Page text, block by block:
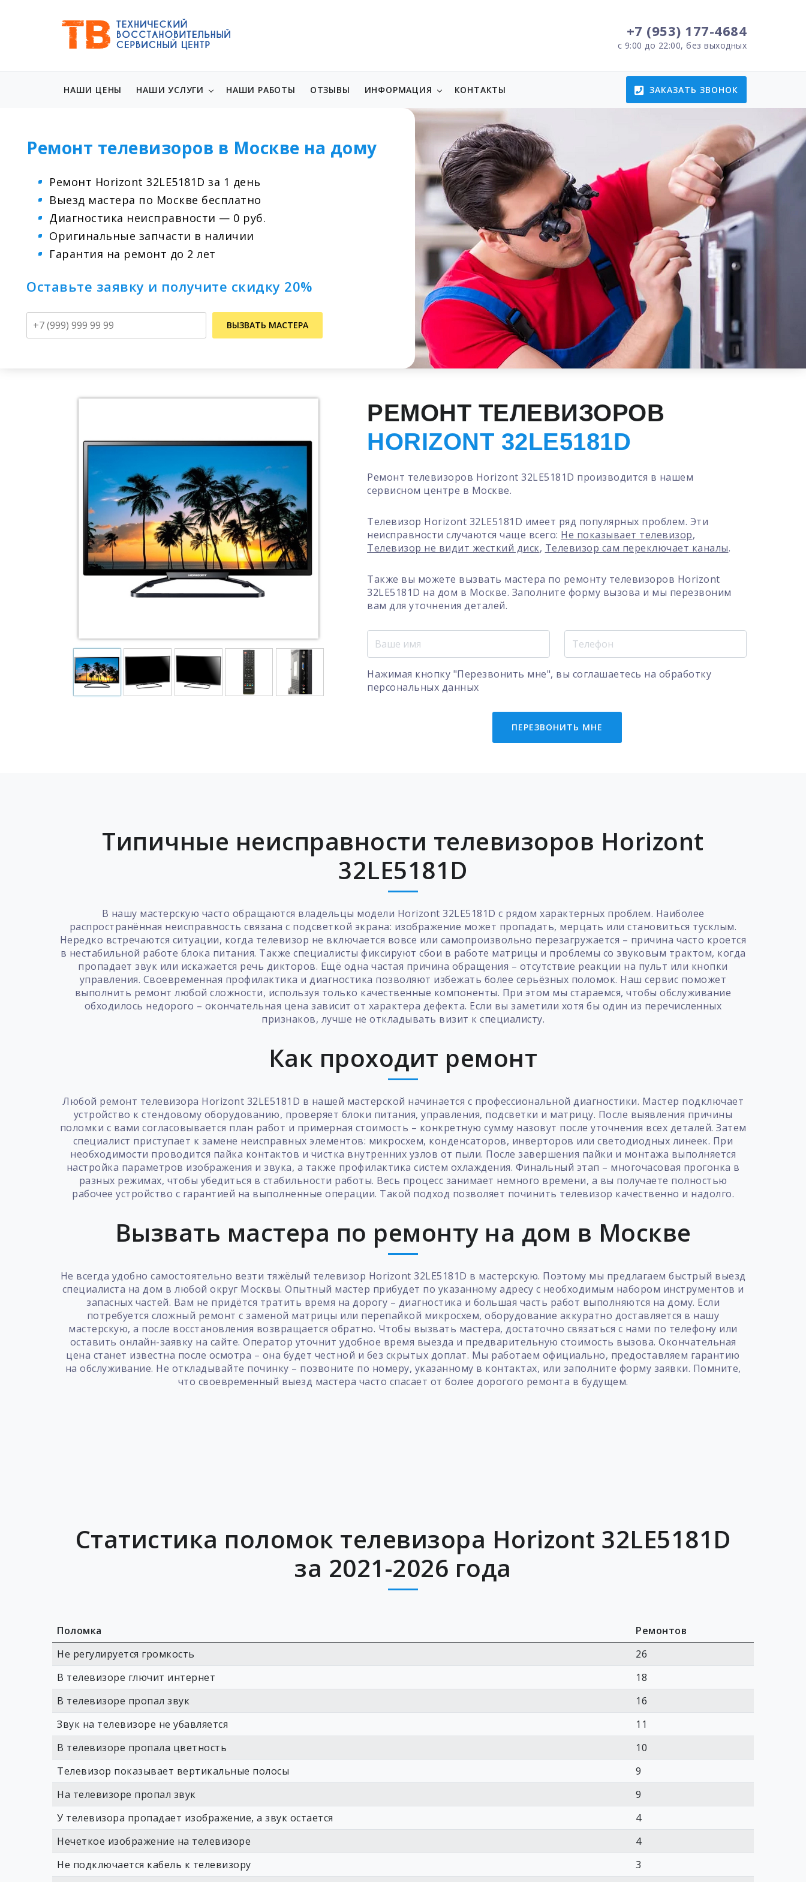
+7 (953) 177-4684
с 9:00 до 22:00, без выходных
НАШИ ЦЕНЫ НАШИ УСЛУГИ НАШИ РАБОТЫ ОТЗЫВЫ ИНФОРМАЦИЯ КОНТАКТЫ ЗАКАЗАТЬ ЗВОНОК
Ремонт телевизоров в Москве на дому
Ремонт Horizont 32LE5181D за 1 день
Выезд мастера по Москве бесплатно
Диагностика неисправности — 0 руб.
Оригинальные запчасти в наличии
Гарантия на ремонт до 2 лет
Оставьте заявку и получите скидку 20%
ВЫЗВАТЬ МАСТЕРА
РЕМОНТ ТЕЛЕВИЗОРОВ
HORIZONT 32LE5181D
Ремонт телевизоров Horizont 32LE5181D производится в нашем
сервисном центре в Москве.
Телевизор Horizont 32LE5181D имеет ряд популярных проблем. Эти
неисправности случаются чаще всего: Не показывает телевизор,
Телевизор не видит жесткий диск, Телевизор сам переключает каналы.
Также вы можете вызвать мастера по ремонту телевизоров Horizont
32LE5181D на дом в Москве. Заполните форму вызова и мы перезвоним
вам для уточнения деталей.
Нажимая кнопку "Перезвонить мне", вы соглашаетесь на обработку
персональных данных
ПЕРЕЗВОНИТЬ МНЕ
Типичные неисправности телевизоров Horizont
32LE5181D
В нашу мастерскую часто обращаются владельцы модели Horizont 32LE5181D с рядом характерных проблем. Наиболее
распространённая неисправность связана с подсветкой экрана: изображение может пропадать, мерцать или становиться тусклым.
Нередко встречаются ситуации, когда телевизор не включается вовсе или самопроизвольно перезагружается – причина часто кроется
в нестабильной работе блока питания. Также специалисты фиксируют сбои в работе матрицы и проблемы со звуковым трактом, когда
пропадает звук или искажается речь дикторов. Ещё одна частая причина обращения – отсутствие реакции на пульт или кнопки
управления. Своевременная профилактика и диагностика позволяют избежать более серьёзных поломок. Наш сервис поможет
выполнить ремонт любой сложности, используя только качественные компоненты. При этом мы стараемся, чтобы обслуживание
обходилось недорого – окончательная цена зависит от характера дефекта. Если вы заметили хотя бы один из перечисленных
признаков, лучше не откладывать визит к специалисту.
Как проходит ремонт
Любой ремонт телевизора Horizont 32LE5181D в нашей мастерской начинается с профессиональной диагностики. Мастер подключает
устройство к стендовому оборудованию, проверяет блоки питания, управления, подсветки и матрицу. После выявления причины
поломки с вами согласовывается план работ и примерная стоимость – конкретную сумму назовут после уточнения всех деталей. Затем
специалист приступает к замене неисправных элементов: микросхем, конденсаторов, инверторов или светодиодных линеек. При
необходимости проводится пайка контактов и чистка внутренних узлов от пыли. После завершения пайки и монтажа выполняется
настройка параметров изображения и звука, а также профилактика систем охлаждения. Финальный этап – многочасовая прогонка в
разных режимах, чтобы убедиться в стабильности работы. Весь процесс занимает немного времени, а вы получаете полностью
рабочее устройство с гарантией на выполненные операции. Такой подход позволяет починить телевизор качественно и надолго.
Вызвать мастера по ремонту на дом в Москве
Не всегда удобно самостоятельно везти тяжёлый телевизор Horizont 32LE5181D в мастерскую. Поэтому мы предлагаем быстрый выезд
специалиста на дом в любой округ Москвы. Опытный мастер прибудет по указанному адресу с необходимым набором инструментов и
запасных частей. Вам не придётся тратить время на дорогу – диагностика и большая часть работ выполняются на дому. Если
потребуется сложный ремонт с заменой матрицы или перепайкой микросхем, оборудование аккуратно доставляется в нашу
мастерскую, а после восстановления возвращается обратно. Чтобы вызвать мастера, достаточно связаться с нами по телефону или
оставить онлайн-заявку на сайте. Оператор уточнит удобное время выезда и предварительную стоимость вызова. Окончательная
цена станет известна после осмотра – она будет честной и без скрытых доплат. Мы работаем официально, предоставляем гарантию
на обслуживание. Не откладывайте починку – позвоните по номеру, указанному в контактах, или заполните форму заявки. Помните,
что своевременный выезд мастера часто спасает от более дорогого ремонта в будущем.
Статистика поломок телевизора Horizont 32LE5181D
за 2021-2026 года
Поломка
Ремонтов
Не регулируется громкость
26
В телевизоре глючит интернет
18
В телевизоре пропал звук
16
Звук на телевизоре не убавляется
11
В телевизоре пропала цветность
10
Телевизор показывает вертикальные полосы
9
На телевизоре пропал звук
9
У телевизора пропадает изображение, а звук остается
4
Нечеткое изображение на телевизоре
4
Не подключается кабель к телевизору
3